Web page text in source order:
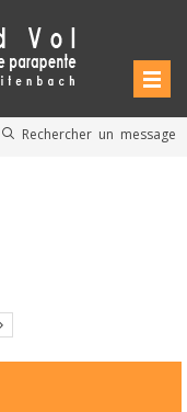
Rechercher un message